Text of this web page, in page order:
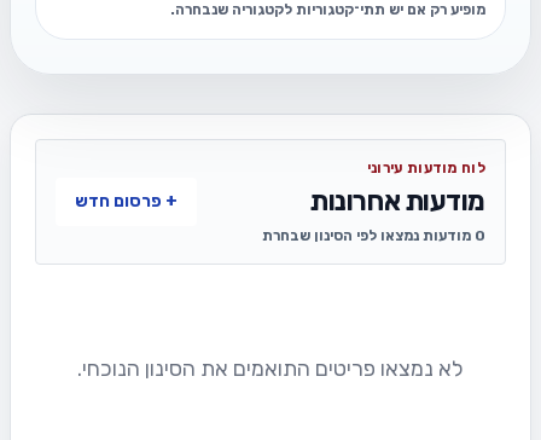
מופיע רק אם יש תתי־קטגוריות לקטגוריה שנבחרה.
לוח מודעות עירוני
מודעות אחרונות
0 מודעות נמצאו לפי הסינון שבחרת
+ פרסום חדש
לא נמצאו פריטים התואמים את הסינון הנוכחי.